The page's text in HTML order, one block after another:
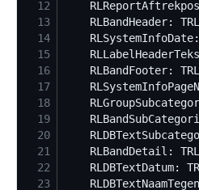
12
13
14
15
16
17
18
19
20
21
22
23